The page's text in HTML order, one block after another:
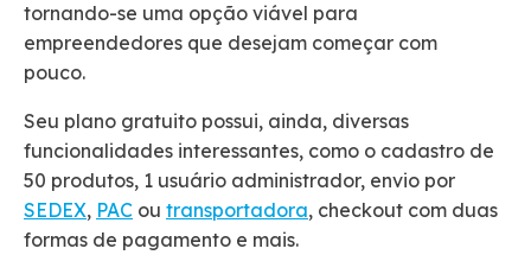
tornando-se uma opção viável para
empreendedores que desejam começar com
pouco.
Seu plano gratuito possui, ainda, diversas
funcionalidades interessantes, como o cadastro de
50 produtos, 1 usuário administrador, envio por
SEDEX, PAC ou transportadora, checkout com duas
formas de pagamento e mais.